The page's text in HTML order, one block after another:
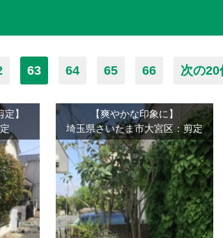
63 64 65 66 次の20
】
【爽やかな印象に】
埼玉県さいたま市大宮区：剪定